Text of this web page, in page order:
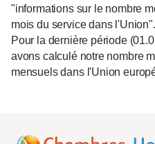
"informations sur le nombre
mois du service dans l'Union".
Pour la dernière période
avons calculé notre nombre
mensuels dans l'Union